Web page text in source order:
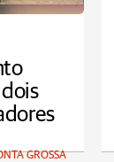
GROSSA